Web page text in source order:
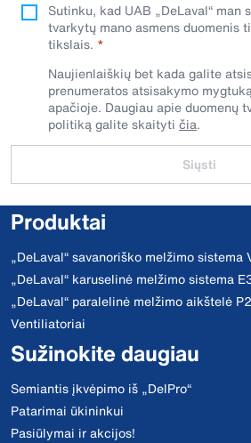
Sutinku, kad UAB „DeLaval“
tvarkytų mano asmens duomenis
tikslais.
Naujienlaiškių bet kada galite
prenumeratos atsisakymo
apačioje. Daugiau apie duomenų
politiką galite skaityti čia.
Siųsti
Produktai
„DeLaval“ savanoriško melžimo sistema
„DeLaval“ karuselinė melžimo sistema
„DeLaval“ paralelinė melžimo aikštelė
Ventiliatoriai
Sužinokite daugiau
Semiantis įkvėpimo iš „DelPro“
Patarimai ūkininkui
Pasiūlymai ir akcijos!